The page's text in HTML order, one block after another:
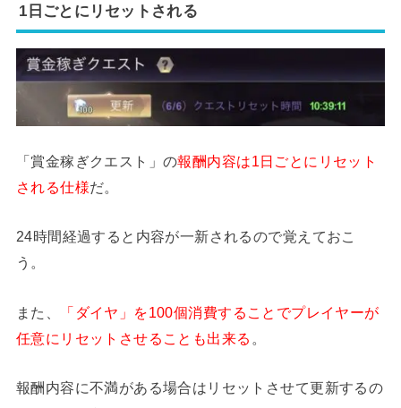
1日ごとにリセットされる
「賞金稼ぎクエスト」の報酬内容は1日ごとにリセット
される仕様だ。
24時間経過すると内容が一新されるので覚えておこ
う。
また、
「ダイヤ」を100個消費することでプレイヤーが
任意にリセットさせることも出来る
報酬内容に不満がある場合はリセットさせて更新するの